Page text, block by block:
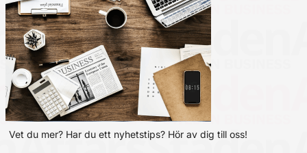
Vet du mer? Har du ett nyhetstips? Hör av dig till oss!